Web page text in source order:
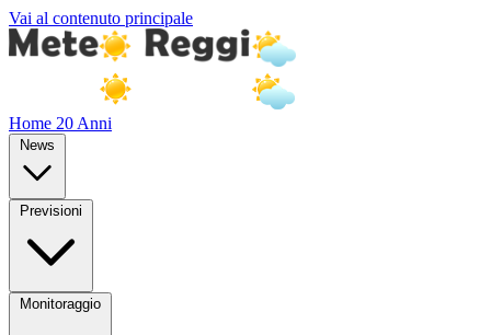
Vai al contenuto principale
Home 20 Anni
News
Previsioni
Monitoraggio